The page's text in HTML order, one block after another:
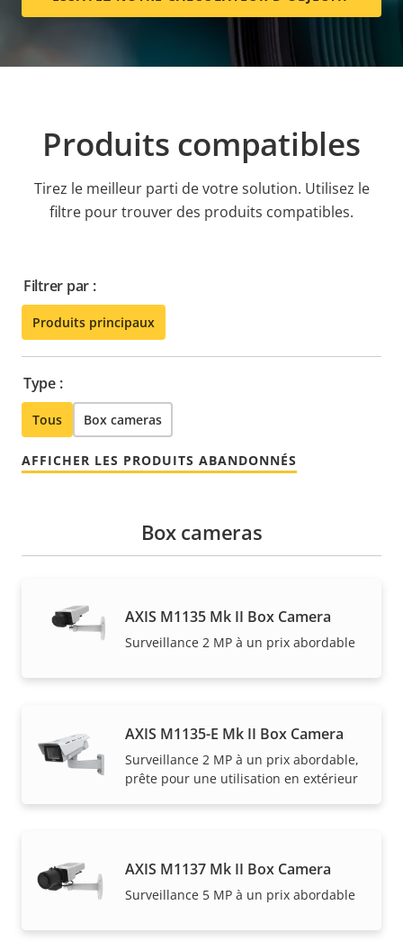
Produits compatibles
Tirez le meilleur parti de votre solution. Utilisez le
filtre pour trouver des produits compatibles.
Filtrer par :
Produits principaux
Type :
Tous Box cameras
AFFICHER LES PRODUITS ABANDONNÉS
Box cameras
AXIS M1135 Mk II Box Camera
Surveillance 2 MP à un prix abordable
AXIS M1135-E Mk II Box Camera
Surveillance 2 MP à un prix abordable,
prête pour une utilisation en extérieur
AXIS M1137 Mk II Box Camera
Surveillance 5 MP à un prix abordable